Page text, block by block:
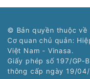
© Bản quyền thuộc về
Cơ quan chủ quản:
Việt Nam - Vinasa.
Giấy phép số 197/GP-
thông cấp ngày 19/